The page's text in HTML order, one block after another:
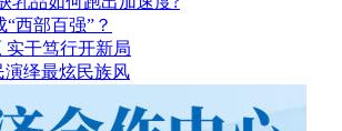
西部百强”？
实干笃行开新局
演绎最炫民族风